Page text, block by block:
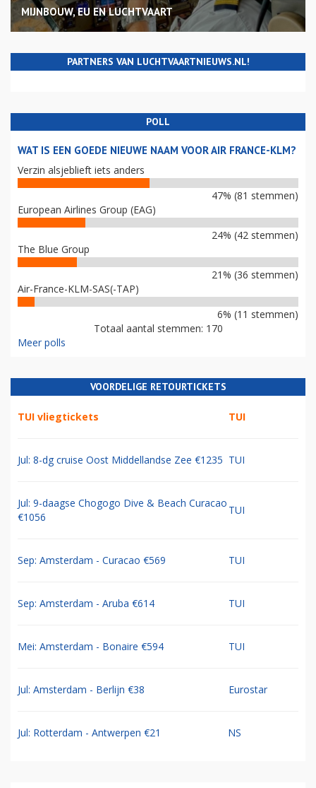
MIJNBOUW, EU EN LUCHTVAART
PARTNERS VAN LUCHTVAARTNIEUWS.NL!
POLL
WAT IS EEN GOEDE NIEUWE NAAM VOOR AIR FRANCE-KLM?
Verzin alsjeblieft iets anders
47% (81 stemmen)
European Airlines Group (EAG)
24% (42 stemmen)
The Blue Group
21% (36 stemmen)
Air-France-KLM-SAS(-TAP)
6% (11 stemmen)
Totaal aantal stemmen: 170
Meer polls
VOORDELIGE RETOURTICKETS
TUI vliegtickets TUI
Jul: 8-dg cruise Oost Middellandse Zee €1235 TUI
Jul: 9-daagse Chogogo Dive & Beach Curacao
€1056
TUI
Sep: Amsterdam - Curacao €569 TUI
Sep: Amsterdam - Aruba €614 TUI
Mei: Amsterdam - Bonaire €594 TUI
Jul: Amsterdam - Berlijn €38 Eurostar
Jul: Rotterdam - Antwerpen €21 NS